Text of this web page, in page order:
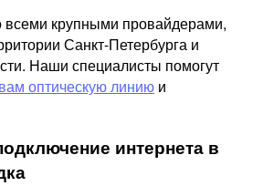
крупными провайдерами,
Санкт-Петербурга и
Наши специалисты помогут
оптическую линию и
интернета в